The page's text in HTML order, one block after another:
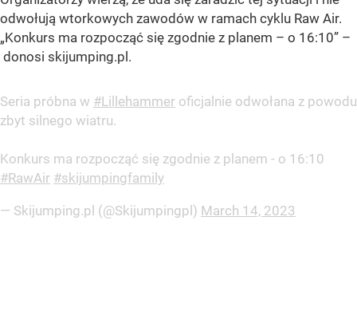
odwołują wtorkowych zawodów w ramach cyklu Raw Air.
„Konkurs ma rozpocząć się zgodnie z planem – o 16:10” –
donosi skijumping.pl.
Seria próbna w #Lillehammer oficjalnie odwołana z powodu
zbyt silnego wiatru.
Konkurs ma rozpocząć się zgodnie z planem - o 16:10
#RawAir #skijumpingfamily
— Skijumping.pl (@Skijumpingpl) March 14, 2023